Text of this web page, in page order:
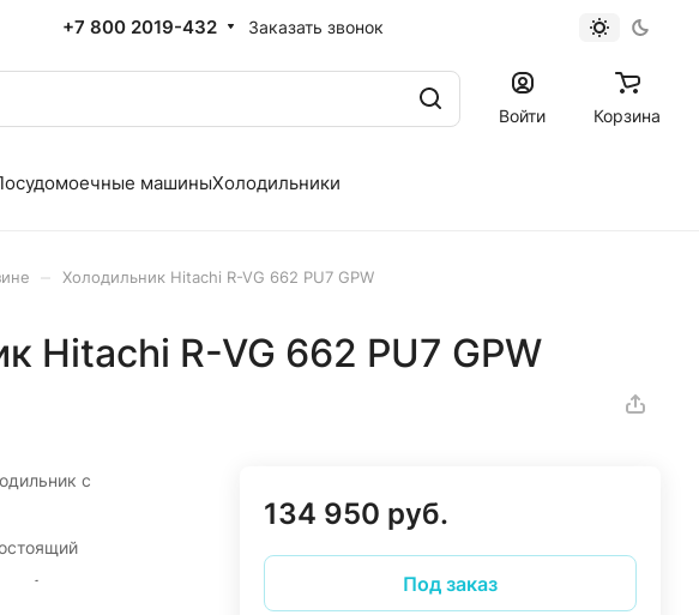
+7 800 2019-432 Заказать звонок
Войти Корзина
машиныХолодильники
Холодильник Hitachi R-VG 662 PU7 GPW
Hitachi R-VG 662 PU7 GPW
с
1
134 950 руб.
Под заказ